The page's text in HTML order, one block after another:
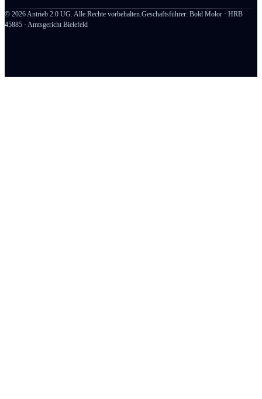
© 2026Antrieb 2.0 UG. Alle Rechte vorbehalten.Geschäftsführer: Bold Molor · HRB
45885 · Amtsgericht Bielefeld